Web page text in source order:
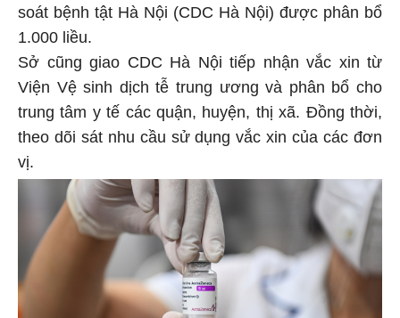
soát bệnh tật Hà Nội (CDC Hà Nội) được phân bổ
1.000 liều.
Sở cũng giao CDC Hà Nội tiếp nhận vắc xin từ
Viện Vệ sinh dịch tễ trung ương và phân bổ cho
trung tâm y tế các quận, huyện, thị xã. Đồng thời,
theo dõi sát nhu cầu sử dụng vắc xin của các đơn
vị.